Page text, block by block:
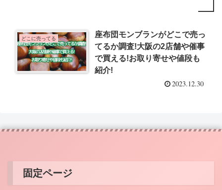
どこに売ってる
座布団モンブランがどこで売っ
てるか調査!大阪の2店舗や催事
で買える!お取り寄せや値段も
紹介!
2023.12.30
固定ページ